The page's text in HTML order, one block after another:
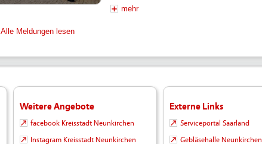
mehr
Alle Meldungen lesen
Weitere Angebote
facebook Kreisstadt Neunkirchen
Instagram Kreisstadt Neunkirchen
Externe Links
Serviceportal Saarland
Gebläsehalle Neunkirchen